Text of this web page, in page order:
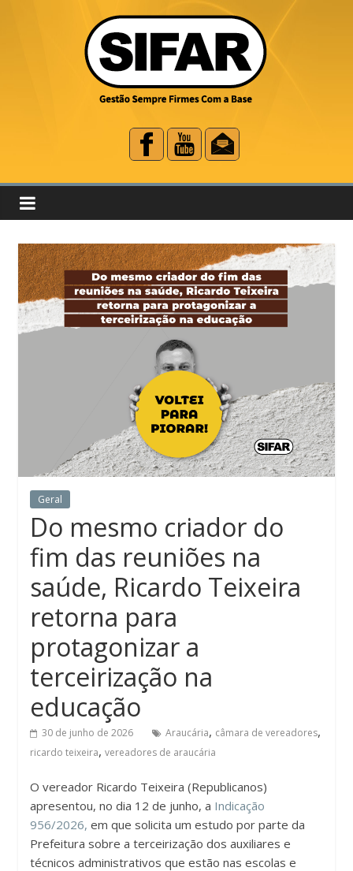
Geral
Do mesmo criador do
fim das reuniões na
saúde, Ricardo Teixeira
retorna para
protagonizar a
terceirização na
educação
30 de junho de 2026 Araucária, câmara de vereadores,
ricardo teixeira,vereadores de araucária
O vereador Ricardo Teixeira (Republicanos)
apresentou, no dia 12 de junho, a Indicação
956/2026,em que solicita um estudo por parte da
Prefeitura sobre a terceirização dos auxiliares e
técnicos administrativos que estão nas escolas e